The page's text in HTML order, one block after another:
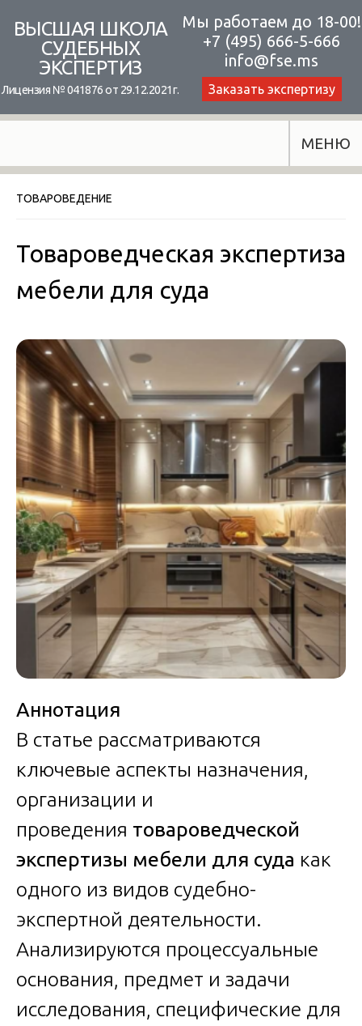
content
ВЫСШАЯ ШКОЛА
СУДЕБНЫХ
ЭКСПЕРТИЗ
Лицензия № 041876 от 29.12.2021г.
Мы работаем до 18-00!
+7 (495) 666-5-666
info@fse.ms
Заказать экспертизу
МЕНЮ
ТОВАРОВЕДЕНИЕ
Товароведческая экспертиза
мебели для суда
Аннотация
В статье рассматриваются
ключевые аспекты назначения,
организации и
проведения товароведческой
экспертизы мебели для суда как
одного из видов судебно-
экспертной деятельности.
Анализируются процессуальные
основания, предмет и задачи
исследования, специфические для